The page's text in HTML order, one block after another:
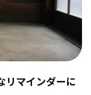
リマインダーに